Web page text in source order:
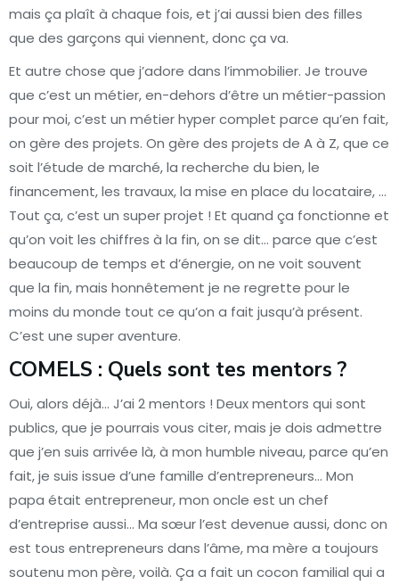
mais ça plaît à chaque fois, et j’ai aussi bien des filles
que des garçons qui viennent, donc ça va.
Et autre chose que j’adore dans l’immobilier. Je trouve
que c’est un métier, en-dehors d’être un métier-passion
pour moi, c’est un métier hyper complet parce qu’en fait,
on gère des projets. On gère des projets de A à Z, que ce
soit l’étude de marché, la recherche du bien, le
financement, les travaux, la mise en place du locataire, …
Tout ça, c’est un super projet ! Et quand ça fonctionne et
qu’on voit les chiffres à la fin, on se dit… parce que c’est
beaucoup de temps et d’énergie, on ne voit souvent
que la fin, mais honnêtement je ne regrette pour le
moins du monde tout ce qu’on a fait jusqu’à présent.
C’est une super aventure.
COMELS : Quels sont tes mentors ?
Oui, alors déjà… J’ai 2 mentors ! Deux mentors qui sont
publics, que je pourrais vous citer, mais je dois admettre
que j’en suis arrivée là, à mon humble niveau, parce qu’en
fait, je suis issue d’une famille d’entrepreneurs… Mon
papa était entrepreneur, mon oncle est un chef
d’entreprise aussi… Ma sœur l’est devenue aussi, donc on
est tous entrepreneurs dans l’âme, ma mère a toujours
soutenu mon père, voilà. Ça a fait un cocon familial qui a